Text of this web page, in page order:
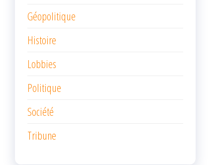
Géopolitique
Histoire
Lobbies
Politique
Société
Tribune